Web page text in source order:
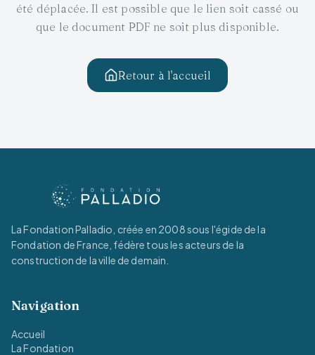
été déplacée. Il est possible que le lien soit cassé ou
que le document PDF ne soit plus disponible.
Retour à l'accueil
La Fondation Palladio, créée en 2008 sous l'égide de la
Fondation de France, fédère tous les acteurs de la
construction de la ville de demain.
Navigation
Accueil
La Fondation